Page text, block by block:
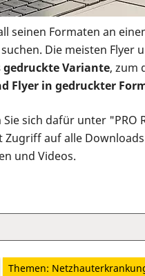
seinen Formaten an
Die meisten Flyer
Variante, zum
Flyer in gedruckter
sich dafür unter "PRO
auf alle
und Videos.
Themen: